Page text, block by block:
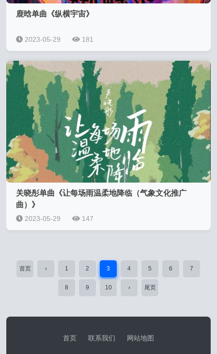
鹿晗单曲《纵横宇宙》
2023-05-29 181
关晓彤单曲《让每场雨温柔地降临（气象文化推广
曲）》
2023-05-29 147
首页 ‹ 1 2 3 4 5 6 7
8 9 10 › 尾页
首页 联系我们 网站地图